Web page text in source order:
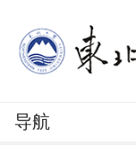
导航